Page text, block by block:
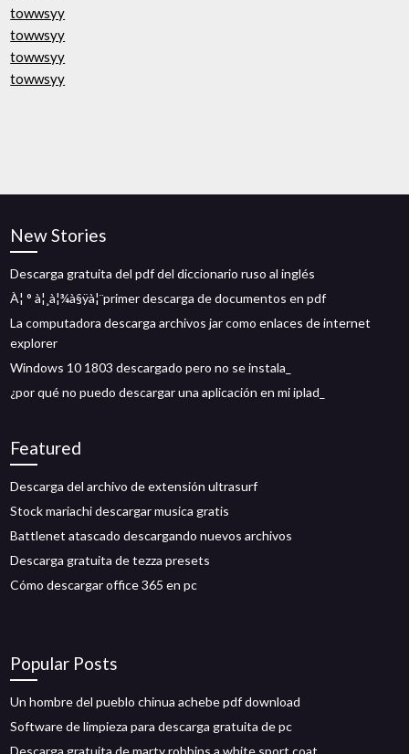
towwsyy
towwsyy
towwsyy
towwsyy
New Stories
Descarga gratuita del pdf del diccionario ruso al inglés
À¦ ° à¦¸à¦¾à§ÿà¦¨primer descarga de documentos en pdf
La computadora descarga archivos jar como enlaces de internet
explorer
Windows 10 1803 descargado pero no se instala_
¿por qué no puedo descargar una aplicación en mi iplad_
Featured
Descarga del archivo de extensión ultrasurf
Stock mariachi descargar musica gratis
Battlenet atascado descargando nuevos archivos
Descarga gratuita de tezza presets
Cómo descargar office 365 en pc
Popular Posts
Un hombre del pueblo chinua achebe pdf download
Software de limpieza para descarga gratuita de pc
Descarga gratuita de marty robbins a white sport coat